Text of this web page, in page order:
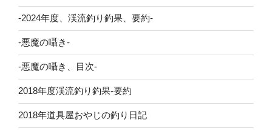
-2024年度、渓流釣り釣果、要約-
-悪魔の囁き-
-悪魔の囁き、目次-
2018年度渓流釣り釣果-要約
2018年道具屋おやじの釣り日記